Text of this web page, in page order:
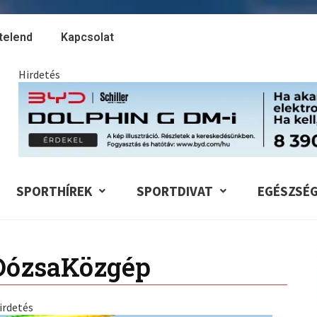
Kapcsolat
Hirdetés
SPORTHÍREK SPORTDIVAT EGÉSZSÉG